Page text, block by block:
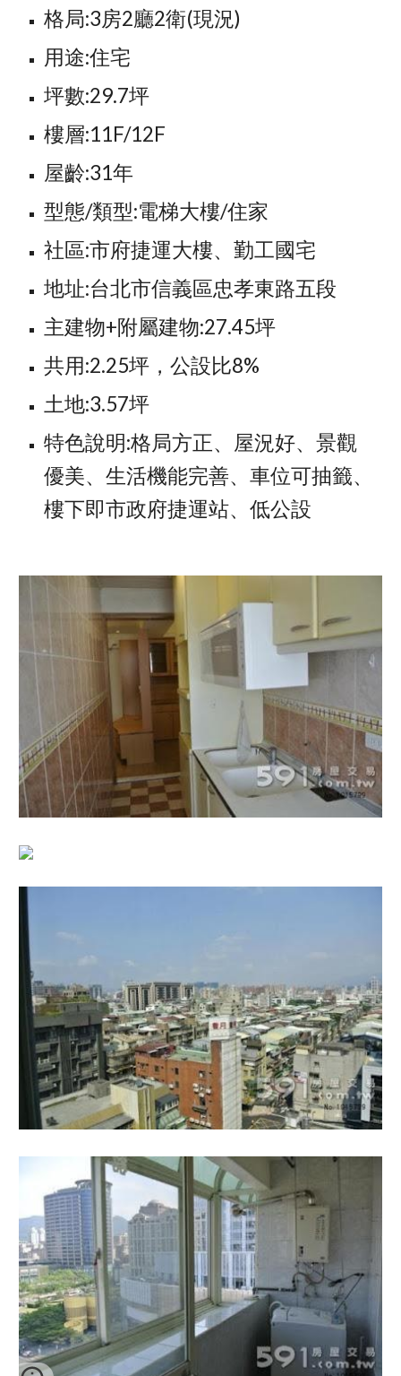
格局:3房2廳2衛(現況)
用途:住宅
坪數:29.7坪
樓層:11F/12F
屋齡:31年
型態/類型:電梯大樓/住家
社區:市府捷運大樓、勤工國宅
地址:台北市信義區忠孝東路五段
主建物+附屬建物:27.45坪
共用:2.25坪，公設比8%
土地:3.57坪
特色說明:格局方正、屋況好、景觀
優美、生活機能完善、車位可抽籤、
樓下即市政府捷運站、低公設